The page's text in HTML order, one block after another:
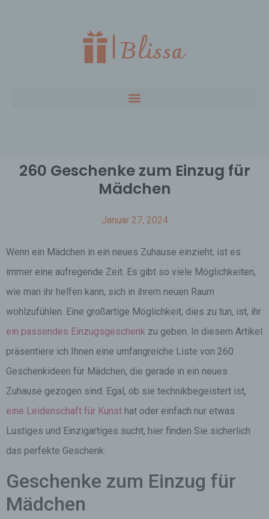
260 Geschenke zum Einzug für
Mädchen
Januar 27, 2024
Wenn ein Mädchen in ein neues Zuhause einzieht, ist es
immer eine aufregende Zeit. Es gibt so viele Möglichkeiten,
wie man ihr helfen kann, sich in ihrem neuen Raum
wohlzufühlen. Eine großartige Möglichkeit, dies zu tun, ist, ihr
ein passendes Einzugsgeschenk zu geben. In diesem Artikel
präsentiere ich Ihnen eine umfangreiche Liste von 260
Geschenkideen für Mädchen, die gerade in ein neues
Zuhause gezogen sind. Egal, ob sie technikbegeistert ist,
eine Leidenschaft für Kunst hat oder einfach nur etwas
Lustiges und Einzigartiges sucht, hier finden Sie sicherlich
das perfekte Geschenk.
Geschenke zum Einzug für
Mädchen